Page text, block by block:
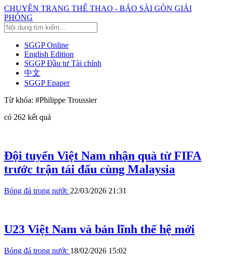
CHUYÊN TRANG THỂ THAO - BÁO SÀI GÒN GIẢI
PHÓNG
SGGP Online
English Edition
SGGP Đầu tư Tài chính
中文
SGGP Epaper
Từ khóa: #Philippe Troussier
có 262 kết quả
Đội tuyển Việt Nam nhận quà từ FIFA
trước trận tái đấu cùng Malaysia
Bóng đá trong nước 22/03/2026 21:31
U23 Việt Nam và bản lĩnh thế hệ mới
Bóng đá trong nước 18/02/2026 15:02